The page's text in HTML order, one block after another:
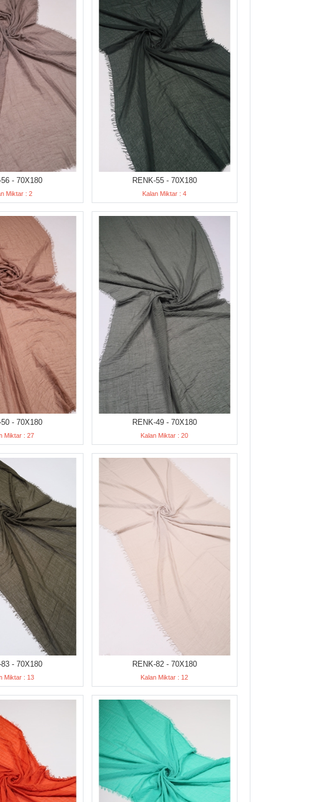
56 - 70X180
Miktar : 2
RENK-55 - 70X180
Kalan Miktar : 4
50 - 70X180
Miktar : 27
RENK-49 - 70X180
Kalan Miktar : 20
- 70X180
Miktar : 13
RENK-82 - 70X180
Kalan Miktar : 12